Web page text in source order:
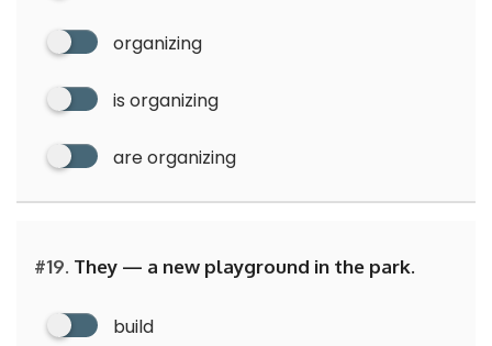
organizing
is organizing
are organizing
#19. They — a new playground in the park.
build